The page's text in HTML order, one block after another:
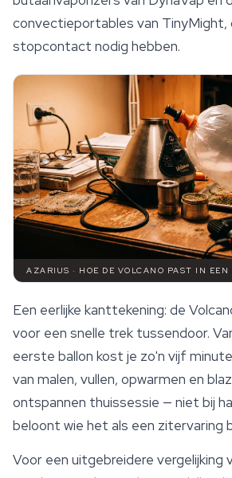
convectieportables van TinyMight,
stopcontact nodig hebben.
AZARIUS · HOE DE VOLCANO PAST IN EEN
Een eerlijke kanttekening: de
voor een snelle trek tussendoor.
eerste ballon kost je zo'n vijf
van malen, vullen, opwarmen en
ontspannen thuissessie — niet bij
beloont wie het als een zitervaring
Voor een uitgebreidere vergelijking